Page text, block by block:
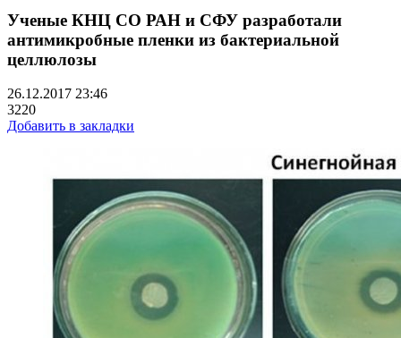
Ученые КНЦ СО РАН и СФУ разработали
антимикробные пленки из бактериальной
целлюлозы
26.12.2017 23:46
3220
Добавить в закладки